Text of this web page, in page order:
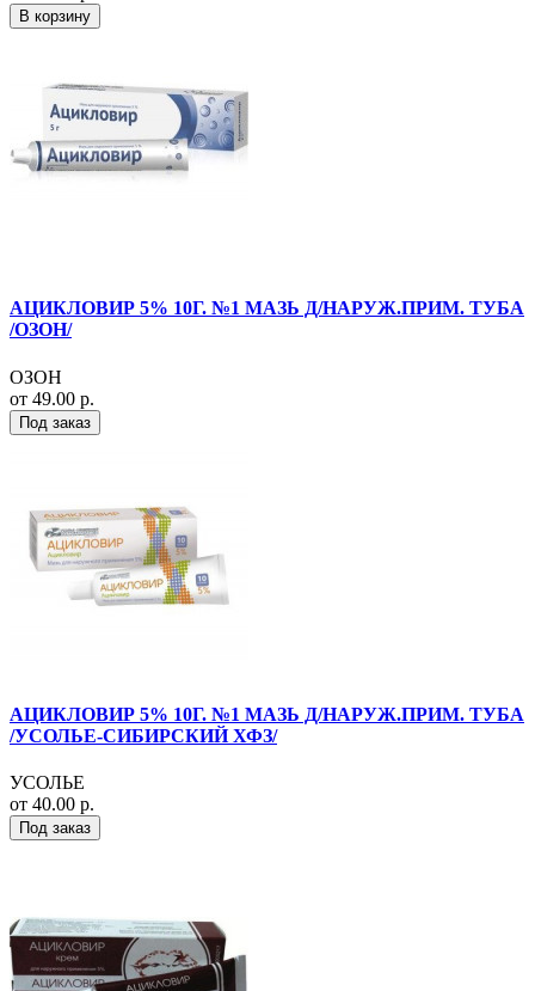
В корзину
АЦИКЛОВИР 5% 10Г. №1 МАЗЬ Д/НАРУЖ.ПРИМ. ТУБА
/ОЗОН/
ОЗОН
от 49.00 р.
Под заказ
АЦИКЛОВИР 5% 10Г. №1 МАЗЬ Д/НАРУЖ.ПРИМ. ТУБА
/УСОЛЬЕ-СИБИРСКИЙ ХФЗ/
УСОЛЬЕ
от 40.00 р.
Под заказ